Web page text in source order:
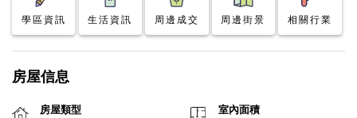
學區資訊 生活資訊 周邊成交 周邊街景 相關行業
房屋信息
房屋類型 室內面積